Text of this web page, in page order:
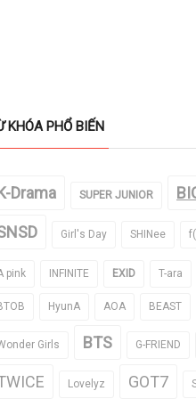
KHÓA PHỔ BIẾN
Drama SUPER JUNIOR
Girl's Day SHINee
pink INFINITE EXID T-ara
HyunA AOA BEAST
Girls BTS G-FRIEND
Lovelyz GOT7